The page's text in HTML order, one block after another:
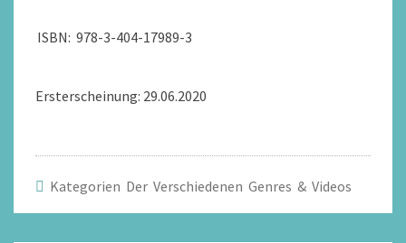
ISBN: 978-3-404-17989-3
Ersterscheinung: 29.06.2020
Kategorien Der Verschiedenen Genres & Videos